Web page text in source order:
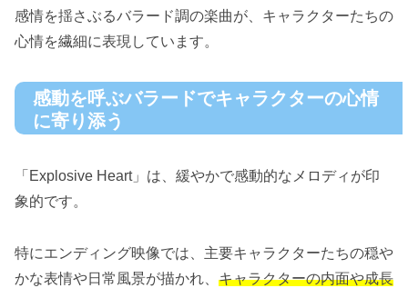
感情を揺さぶるバラード調の楽曲が、キャラクターたちの
心情を繊細に表現しています。
感動を呼ぶバラードでキャラクターの心情
に寄り添う
「Explosive Heart」は、緩やかで感動的なメロディが印
象的です。
特にエンディング映像では、主要キャラクターたちの穏や
かな表情や日常風景が描かれ、 キャラクターの内面や成長